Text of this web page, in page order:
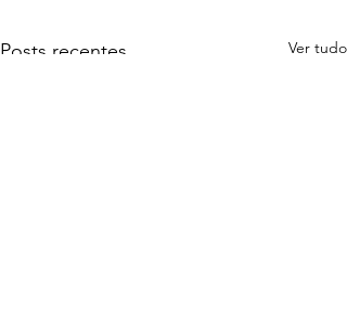
Posts recentes Ver tudo